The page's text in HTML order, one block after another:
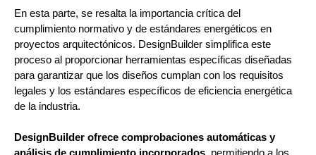
En esta parte, se resalta la importancia crítica del
cumplimiento normativo y de estándares energéticos en
proyectos arquitectónicos. DesignBuilder simplifica este
proceso al proporcionar herramientas específicas diseñadas
para garantizar que los diseños cumplan con los requisitos
legales y los estándares específicos de eficiencia energética
de la industria.
DesignBuilder ofrece comprobaciones automáticas y
análisis de cumplimiento incorporados , permitiendo a los